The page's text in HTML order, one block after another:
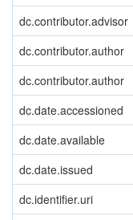
dc.contributor.advisor
dc.contributor.author
dc.contributor.author
dc.date.accessioned
dc.date.available
dc.date.issued
dc.identifier.uri